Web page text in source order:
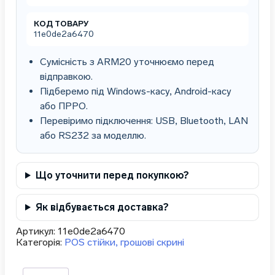
КОД ТОВАРУ
11e0de2a6470
Сумісність з ARM20 уточнюємо перед
відправкою.
Підберемо під Windows-касу, Android-касу
або ПРРО.
Перевіримо підключення: USB, Bluetooth, LAN
або RS232 за моделлю.
Що уточнити перед покупкою?
Як відбувається доставка?
Артикул: 11e0de2a6470
Категорія: POS стійки, грошові скрині